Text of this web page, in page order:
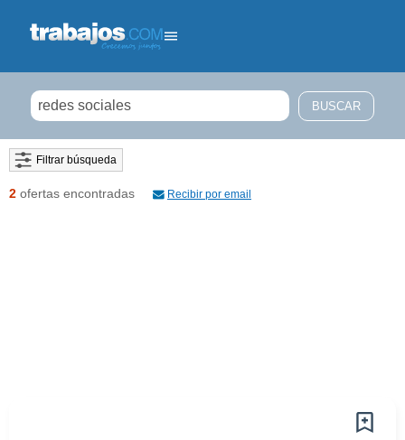
Filtrar búsqueda
2 ofertas encontradas Recibir por email